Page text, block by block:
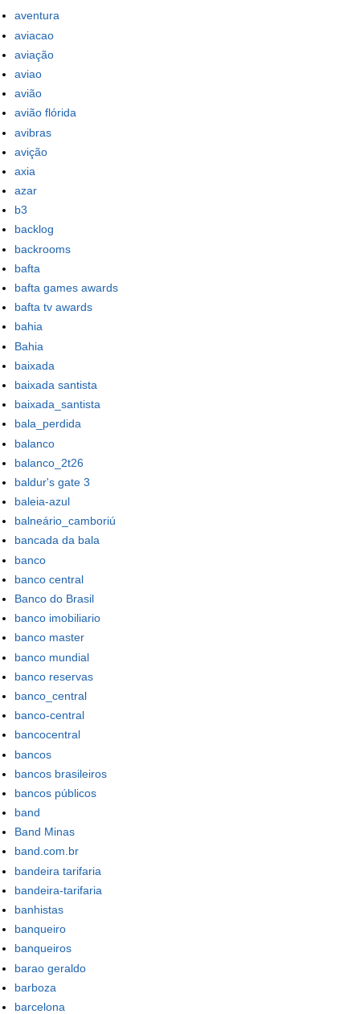
aventura
aviacao
aviação
aviao
avião
avião flórida
avibras
avição
axia
azar
b3
backlog
backrooms
bafta
bafta games awards
bafta tv awards
bahia
Bahia
baixada
baixada santista
baixada_santista
bala_perdida
balanco
balanco_2t26
baldur's gate 3
baleia-azul
balneário_camboriú
bancada da bala
banco
banco central
Banco do Brasil
banco imobiliario
banco master
banco mundial
banco reservas
banco_central
banco-central
bancocentral
bancos
bancos brasileiros
bancos públicos
band
Band Minas
band.com.br
bandeira tarifaria
bandeira-tarifaria
banhistas
banqueiro
banqueiros
barao geraldo
barboza
barcelona